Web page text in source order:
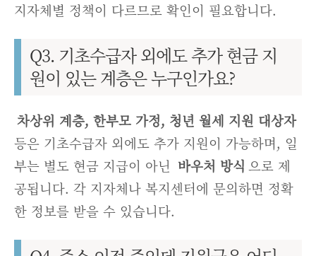
지자체별 정책이 다르므로 확인이 필요합니다.
Q3. 기초수급자 외에도 추가 현금 지
원이 있는 계층은 누구인가요?
차상위 계층, 한부모 가정, 청년 월세 지원 대상자
등은 기초수급자 외에도 추가 지원이 가능하며, 일
부는 별도 현금 지급이 아닌 바우처 방식 으로 제
공됩니다. 각 지자체나 복지센터에 문의하면 정확
한 정보를 받을 수 있습니다.